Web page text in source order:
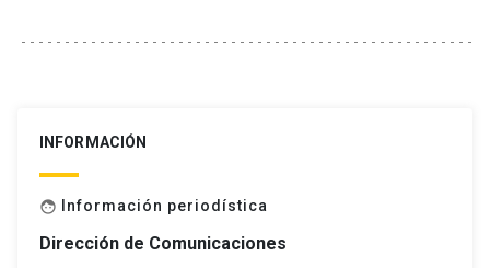
INFORMACIÓN
face Información periodística
Dirección de Comunicaciones